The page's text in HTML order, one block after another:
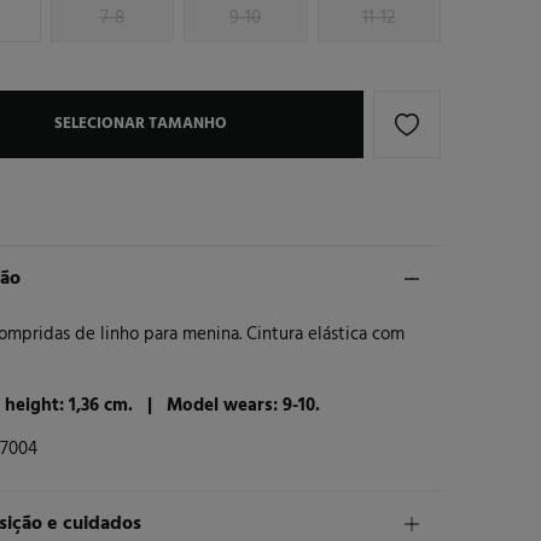
7-8 9-10 11-12
SELECIONAR TAMANHO
de linho para menina. Cintura elástica com
1,36 cm. | Model wears: 9-10.
e cuidados